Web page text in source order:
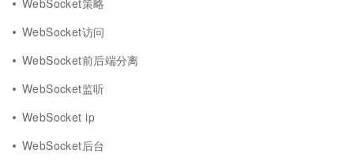
WebSocket策略
WebSocket访问
WebSocket前后端分离
WebSocket监听
WebSocket ip
WebSocket后台